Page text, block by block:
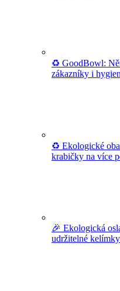
♻️ GoodBowl:
zákazníky i
♻️ Ekologické
krabičky na více
🎉 Ekologická
udržitelné